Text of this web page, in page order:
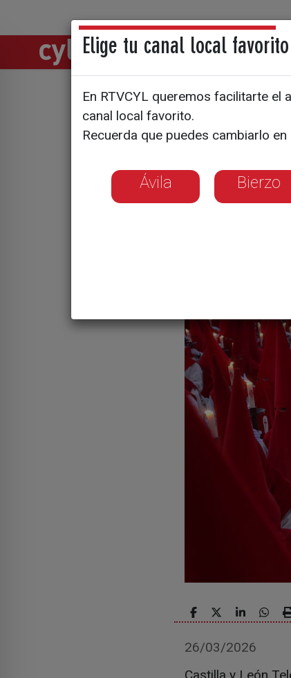
Directos
CyLTV
de 180
de
La
de La 7, La 8
26/03/2026
Elige tu canal local favorito
En RTVCYL queremos facilitarte
canal local favorito.
Recuerda que puedes cambiarlo
Ávila Bierzo